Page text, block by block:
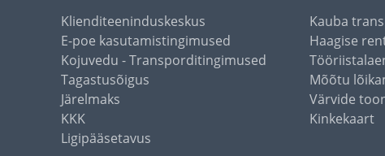
Klienditeeninduskeskus
E-poe kasutamistingimused
Kojuvedu - Transporditingimused
Tagastusõigus
Järelmaks
KKK
Ligipääsetavus
Kauba
Haagise
Mõõtu
Värvide
Kinkekaart